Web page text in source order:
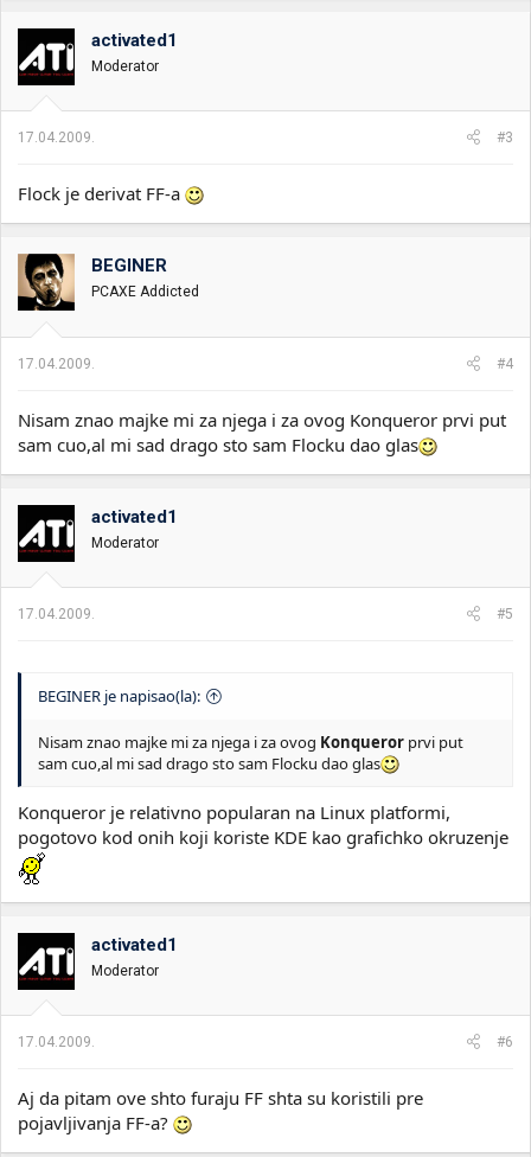
activated1
Moderator
17.04.2009. #3
Flock je derivat FF-a
BEGINER
PCAXE Addicted
17.04.2009. #4
Nisam znao majke mi za njega i za ovog Konqueror prvi put
sam cuo,al mi sad drago sto sam Flocku dao glas
activated1
Moderator
17.04.2009. #5
BEGINER je napisao(la):
Nisam znao majke mi za njega i za ovog Konqueror prvi put
sam cuo,al mi sad drago sto sam Flocku dao glas
Konqueror je relativno popularan na Linux platformi,
pogotovo kod onih koji koriste KDE kao grafichko okruzenje
activated1
Moderator
17.04.2009. #6
Aj da pitam ove shto furaju FF shta su koristili pre
pojavljivanja FF-a?